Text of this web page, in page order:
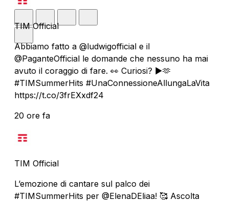
TIM Official
Abbiamo fatto a @ludwigofficial e il
@PaganteOfficial le domande che nessuno ha mai
avuto il coraggio di fare. 👀 Curiosi? ▶️🫶
#TIMSummerHits #UnaConnessioneAllungaLaVita
https://t.co/3frEXxdf24
20 ore fa
TIM Official
L’emozione di cantare sul palco dei
#TIMSummerHits per @ElenaDEliaa! 🥰 Ascolta